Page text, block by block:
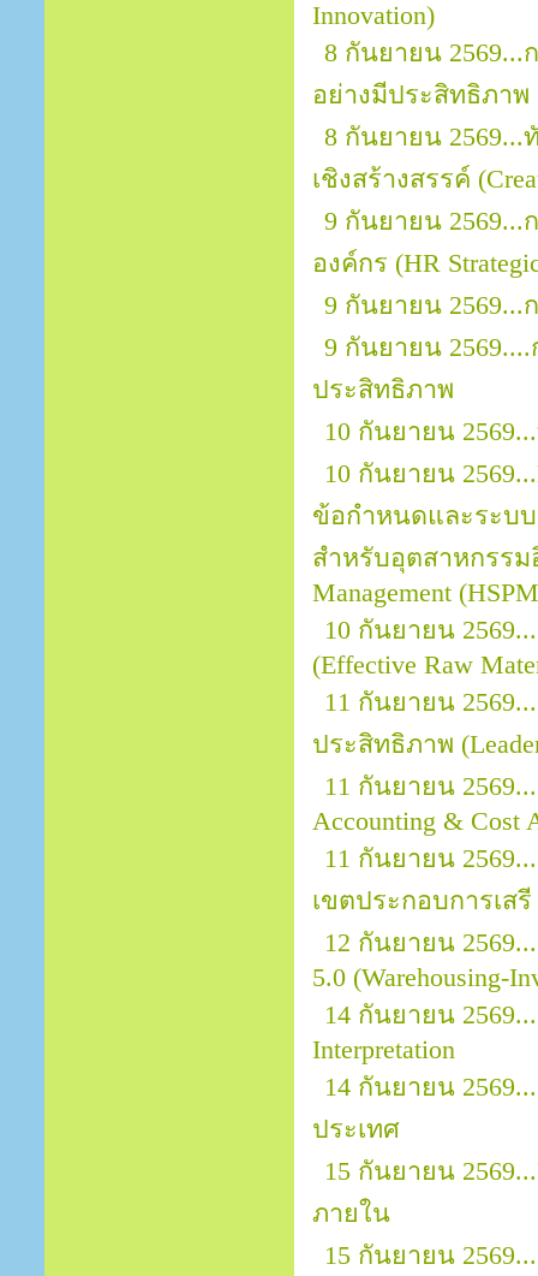
Innovation)
8 กันยายน
อย่างมีประสิทธิภาพ
8 กันยายน
เชิงสร้างสรรค์
9 กันยายน
องค์กร (HR
9 กันยายน
9 กันยายน
ประสิทธิภาพ
10 กันยายน
10 กันยายน
ข้อกำหนดและระบบ
สำหรับอุตสาหกรรมอิ
Management
10 กันยายน
(Effective Raw
11 กันยายน
ประสิทธิภาพ
11 กันยายน
Accounting & Cost
11 กันยายน
เขตประกอบการเสรี
12 กันยายน
5.0 (Warehousing-
14 กันยายน
Interpretation
14 กันยายน
ประเทศ
15 กันยายน
ภายใน
15 กันยายน